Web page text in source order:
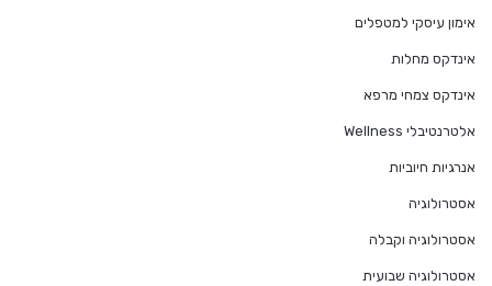
אימון עיסקי למטפלים
אינדקס מחלות
אינדקס צמחי מרפא
אלטרנטיבלי Wellness
אנרגיות חיוביות
אסטרולוגיה
אסטרולוגיה וקבלה
אסטרולוגיה שבועית